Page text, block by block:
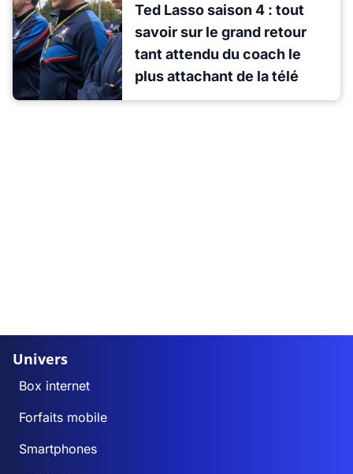
Ted Lasso saison 4 : tout
savoir sur le grand retour
tant attendu du coach le
plus attachant de la télé
Univers
Box internet
Forfaits mobile
Smartphones